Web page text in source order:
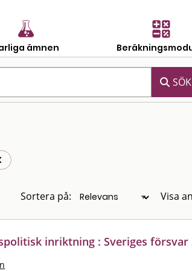
ämnen
Sortera på: Visa
inriktning : Sveriges försvar